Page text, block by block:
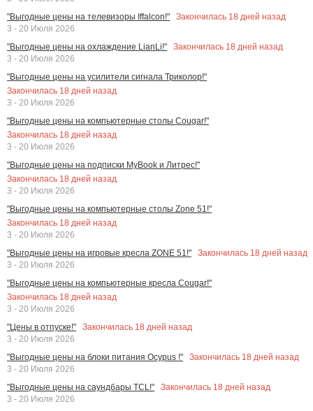
"Выгодные цены на телевизоры Iffalcon!"
Закончилась 18 дней назад
3 - 20 Июля 2026
"Выгодные цены на охлаждение LianLi!"
Закончилась 18 дней назад
3 - 20 Июля 2026
"Выгодные цены на усилители сигнала Триколор!"
Закончилась 18 дней назад
3 - 20 Июля 2026
"Выгодные цены на компьютерные столы Cougar!"
Закончилась 18 дней назад
3 - 20 Июля 2026
"Выгодные цены на подписки MyBook и Литрес!"
Закончилась 18 дней назад
3 - 20 Июля 2026
"Выгодные цены на компьютерные столы Zone 51!"
Закончилась 18 дней назад
3 - 20 Июля 2026
"Выгодные цены на игровые кресла ZONE 51!"
Закончилась 18 дней назад
3 - 20 Июля 2026
"Выгодные цены на компьютерные кресла Cougar!"
Закончилась 18 дней назад
3 - 20 Июля 2026
"Цены в отпуске!"
Закончилась 18 дней назад
3 - 20 Июля 2026
"Выгодные цены на блоки питания Ocypus !"
Закончилась 18 дней назад
3 - 20 Июля 2026
"Выгодные цены на саундбары TCL!"
Закончилась 18 дней назад
3 - 20 Июля 2026